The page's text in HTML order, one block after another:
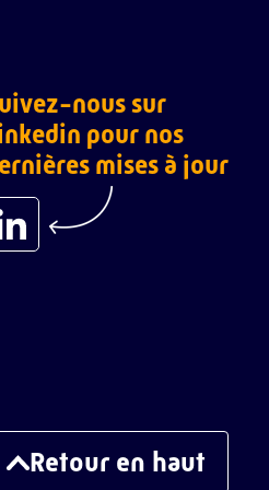
nous sur
pour nos
mises à jour
Retour en haut